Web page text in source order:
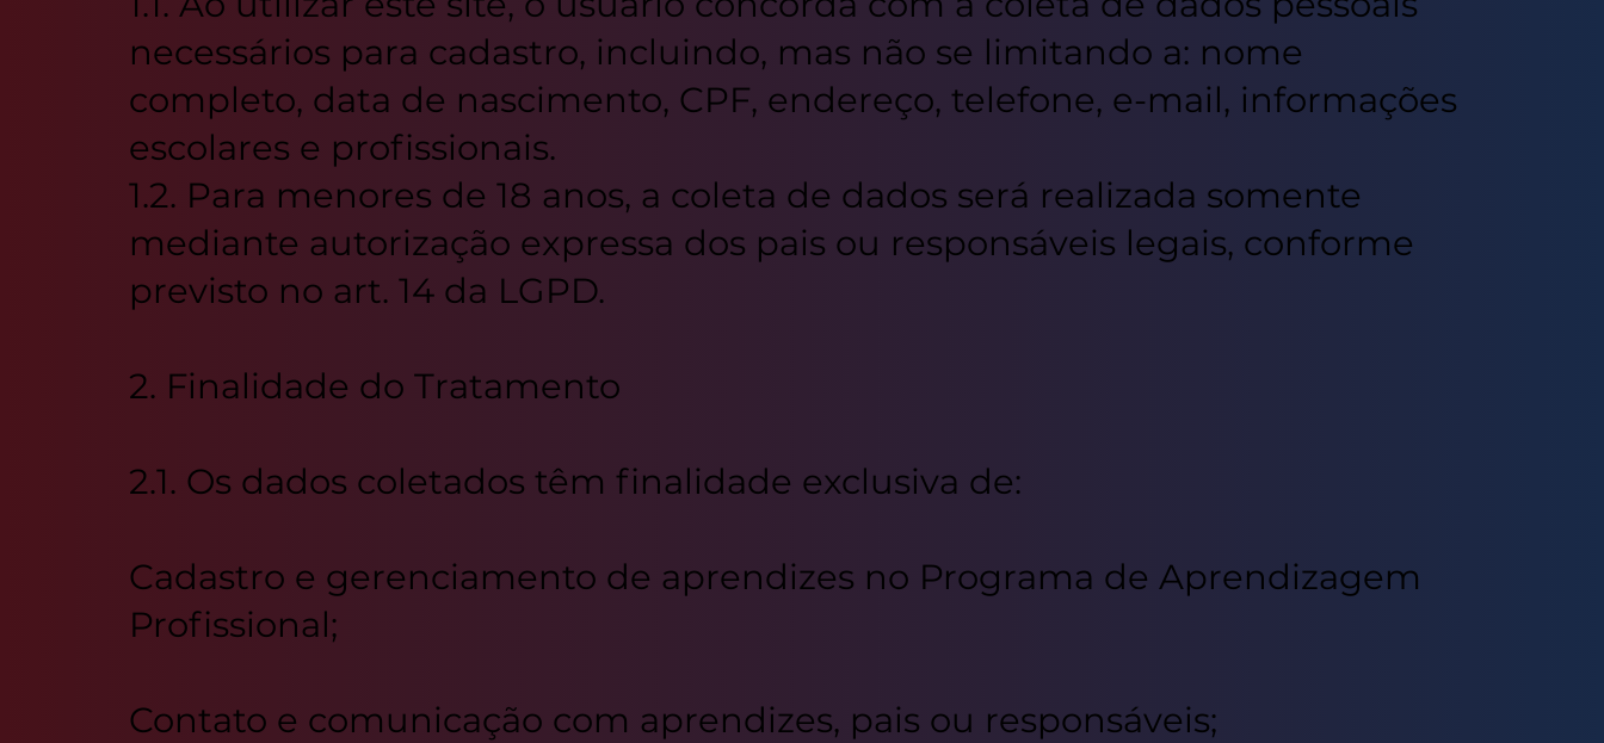
necessários para cadastro, incluindo, mas não se limitando a: nome
completo, data de nascimento, CPF, endereço, telefone, e-mail, informações
escolares e profissionais.
1.2. Para menores de 18 anos, a coleta de dados será realizada somente
mediante autorização expressa dos pais ou responsáveis legais, conforme
previsto no art. 14 da LGPD.
2. Finalidade do Tratamento
2.1. Os dados coletados têm finalidade exclusiva de:
Cadastro e gerenciamento de aprendizes no Programa de Aprendizagem
Profissional;
Contato e comunicação com aprendizes, pais ou responsáveis;